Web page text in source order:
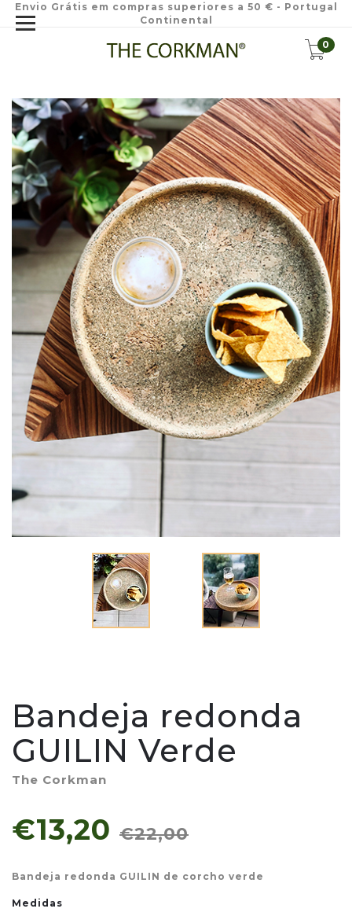
Envio Grátis em compras superiores a 50 € - Portugal
Continental
0
Bandeja redonda
GUILIN Verde
The Corkman
€13,20 €22,00
Bandeja redonda GUILIN de corcho verde
Medidas